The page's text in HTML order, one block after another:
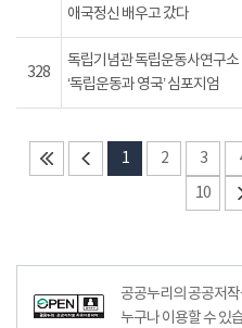
애국정신 배우고 갔다
328
독립기념관 독립운동사연구소
‘독립운동과 영국’ 심포지엄
1 2 3
10
공공누리의 공공저
누구나 이용할 수 있